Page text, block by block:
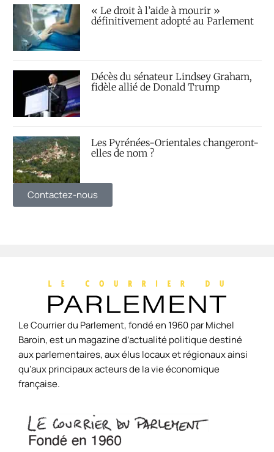
« Le droit à l’aide à mourir »
définitivement adopté au Parlement
Décès du sénateur Lindsey Graham,
fidèle allié de Donald Trump
Les Pyrénées-Orientales changeront-
elles de nom ?
Contactez-nous
Le Courrier du Parlement, fondé en 1960 par Michel
Baroin, est un magazine d’actualité politique destiné
aux parlementaires, aux élus locaux et régionaux ainsi
qu’aux principaux acteurs de la vie économique
française.